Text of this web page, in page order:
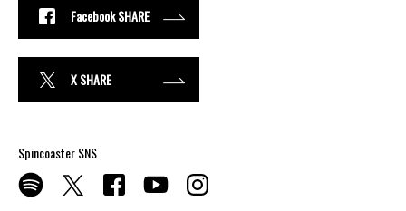
Facebook SHARE
X SHARE
Spincoaster SNS